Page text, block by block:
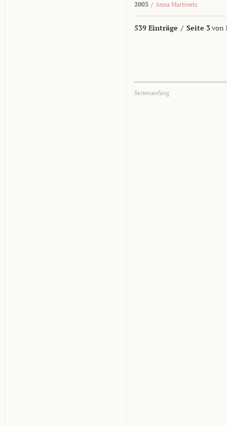
2003 / Anna Martinetz
539 Einträge / Seite 3von
Seitenanfang